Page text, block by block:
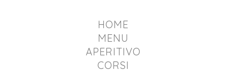
HOME
MENU
APERITIVO
CORSI